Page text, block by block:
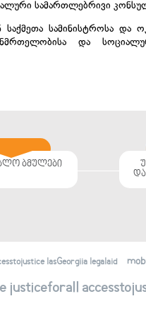
სამართლებრივი
საქმეთა სამინისტროსა და
და
ბმულები
lasGeorgiia legalaid